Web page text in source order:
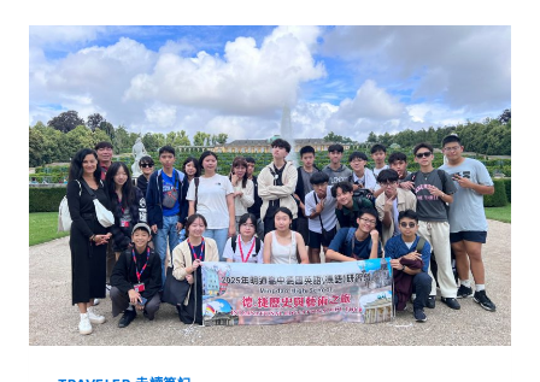
深
度
化
之
旅
|
色
彩
中
重
生
的
社